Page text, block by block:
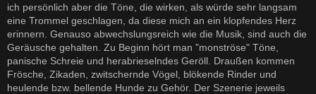
ich persönlich aber die Töne, die wirken, als würde sehr langsam
eine Trommel geschlagen, da diese mich an ein klopfendes Herz
erinnern. Genauso abwechslungsreich wie die Musik, sind auch die
Geräusche gehalten. Zu Beginn hört man "monströse" Töne,
panische Schreie und herabrieselndes Geröll. Draußen kommen
Frösche, Zikaden, zwitschernde Vögel, blökende Rinder und
heulende bzw. bellende Hunde zu Gehör. Der Szenerie jeweils